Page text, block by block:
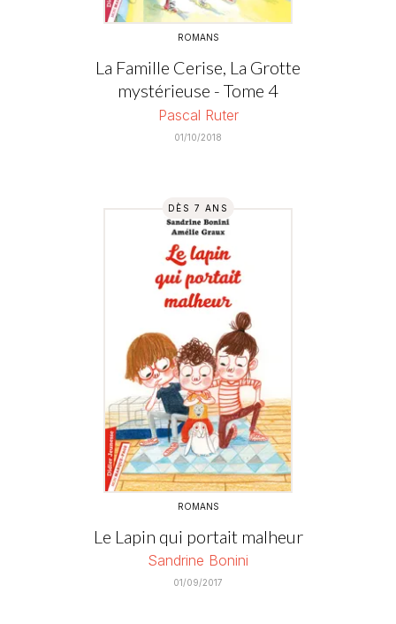
ROMANS
La Famille Cerise, La Grotte
mystérieuse - Tome 4
Pascal Ruter
01/10/2018
DÈS 7 ANS
ROMANS
Le Lapin qui portait malheur
Sandrine Bonini
01/09/2017